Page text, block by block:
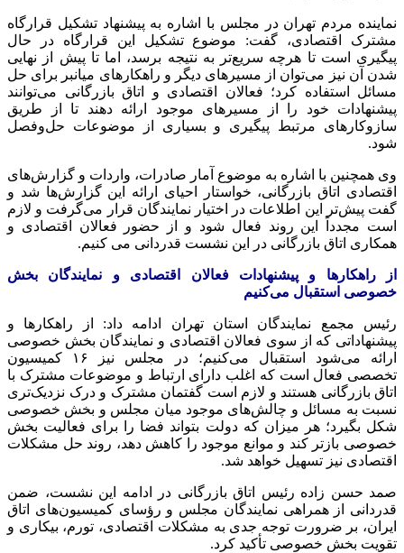
نماینده مردم تهران در مجلس با اشاره به پیشنهاد تشکیل قرارگاه
مشترک اقتصادی، گفت: موضوع تشکیل این قرارگاه در حال
پیگیری است تا هرچه سریع‌تر به نتیجه برسد، اما تا پیش از نهایی
شدن آن نیز می‌توان از مسیرهای دیگر و راهکارهای میانبر برای حل
مسائل استفاده کرد؛ فعالان اقتصادی و اتاق بازرگانی می‌توانند
پیشنهادات خود را از مسیرهای موجود ارائه دهند تا از طریق
سازوکارهای مرتبط پیگیری و بسیاری از موضوعات حل‌وفصل
شود.
وی همچنین با اشاره به موضوع آمار صادرات، واردات و گزارش‌های
اقتصادی اتاق بازرگانی، خواستار احیای ارائه این گزارش‌ها شد و
گفت پیش‌تر این اطلاعات در اختیار نمایندگان قرار می‌گرفت و لازم
است مجدداً این روند فعال شود و از حضور فعالان اقتصادی و
همکاری اتاق بازرگانی در این نشست قدردانی می کنیم.
از راهکارها و پیشنهادات فعالان اقتصادی و نمایندگان بخش
خصوصی استقبال می‌کنیم
رئیس مجمع نمایندگان استان تهران ادامه داد: از راهکارها و
پیشنهاداتی که از سوی فعالان اقتصادی و نمایندگان بخش خصوصی
ارائه می‌شود استقبال می‌کنیم؛ در مجلس نیز ۱۶ کمیسیون
تخصصی فعال است که اغلب دارای ارتباط و موضوعات مشترک با
اتاق بازرگانی هستند و لازم است گفتمان مشترک و درک نزدیک‌تری
نسبت به مسائل و چالش‌های موجود میان مجلس و بخش خصوصی
شکل بگیرد؛ هر میزان که دولت بتواند فضا را برای فعالیت بخش
خصوصی بازتر کند و موانع موجود را کاهش دهد، روند حل مشکلات
اقتصادی نیز تسهیل خواهد شد.
صمد حسن زاده رئیس اتاق بازرگانی در ادامه این نشست، ضمن
قدردانی از همراهی نمایندگان مجلس و رؤسای کمیسیون‌های اتاق
ایران، بر ضرورت توجه جدی به مشکلات اقتصادی، تورم، بیکاری و
تقویت بخش خصوصی تأکید کرد.